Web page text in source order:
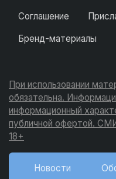
Соглашение
Бренд-материалы
При использовании
обязательна.
информационный
публичной офертой.
18+
Новости